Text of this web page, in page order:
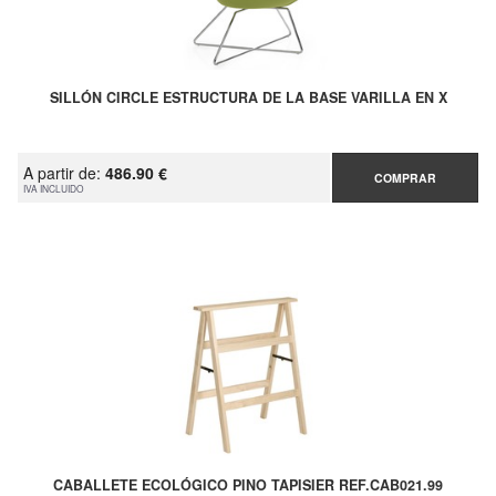
SILLÓN CIRCLE ESTRUCTURA DE LA BASE VARILLA EN X
A partir de: 486.90 €
IVA INCLUIDO
COMPRAR
CABALLETE ECOLÓGICO PINO TAPISIER REF.CAB021.99